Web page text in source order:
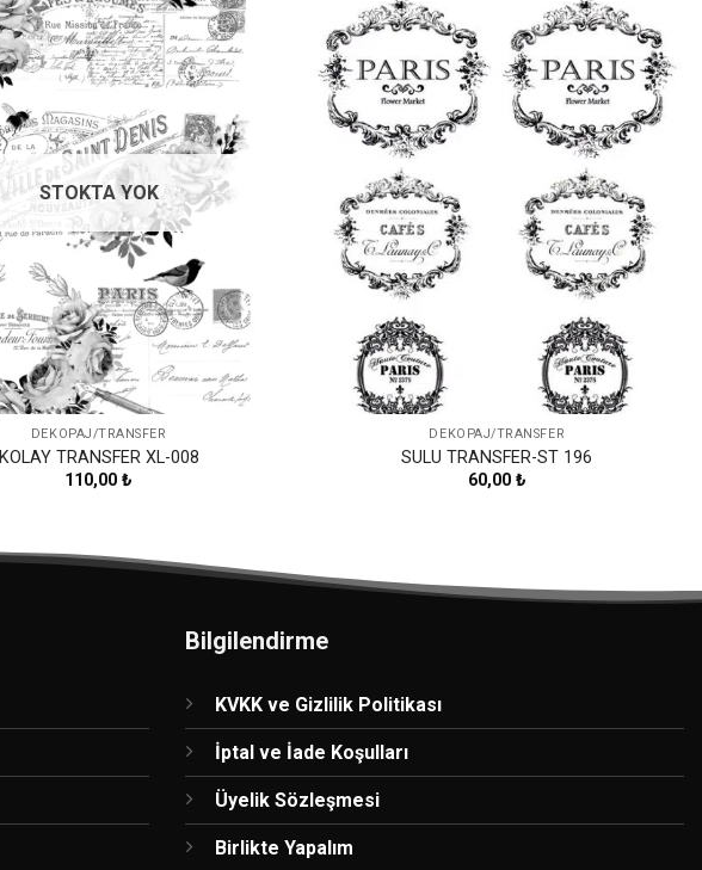
Favorilerime
Ekle
STOKTA YOK
DEKOPAJ/TRANSFER
KOLAY TRANSFER XL-008
110,00₺
Favorilerime
Ekle
DEKOPAJ/TRANSFER
SULU TRANSFER-ST 196
60,00 ₺
Bilgilendirme
KVKK ve Gizlilik Politikası
İptal ve İade Koşulları
Üyelik Sözleşmesi
Birlikte Yapalım